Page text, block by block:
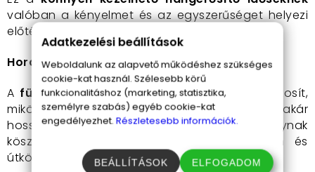
valóban a kényelmet és az egyszerűséget helyezi
előtérbe.
Hordozható, fülre szerelhető kialakítás
A fülre akasztható kivitelstabil viseletet biztosít,
miközben diszkrét és kényelmes marad akár
hosszabb használat során is. A könnyű súlynak
köszönhetően alig észrevehető, így otthon és
útközben egyaránt praktikus választás.
Adatkezelési beállítások
Weboldalunk az alapvető működéshez szükséges
cookie-kat használ. Szélesebb körű
funkcionalitáshoz (marketing, statisztika,
személyre szabás) egyéb cookie-kat
engedélyezhet. Részletesebb információk.
BEÁLLÍTÁSOK ELFOGADOM